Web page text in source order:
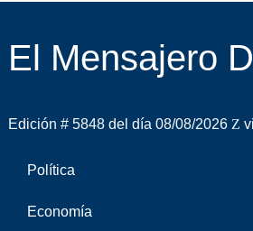
El Mensajero
Edición # 5848 del día 08/08/2026
Política
Economía